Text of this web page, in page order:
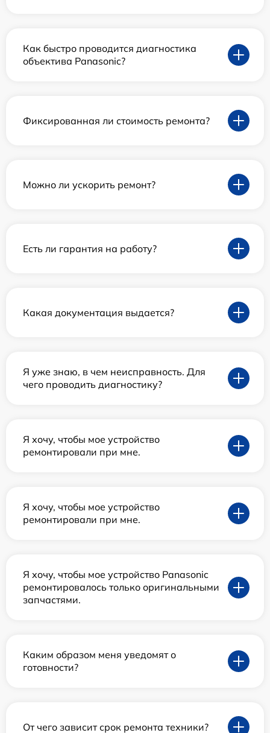
Как быстро проводится диагностика
объектива Panasonic?
Фиксированная ли стоимость ремонта?
Можно ли ускорить ремонт?
Есть ли гарантия на работу?
Какая документация выдается?
Я уже знаю, в чем неисправность. Для
чего проводить диагностику?
Я хочу, чтобы мое устройство
ремонтировали при мне.
Я хочу, чтобы мое устройство
ремонтировали при мне.
Я хочу, чтобы мое устройство Panasonic
ремонтировалось только оригинальными
запчастями.
Каким образом меня уведомят о
готовности?
От чего зависит срок ремонта техники?